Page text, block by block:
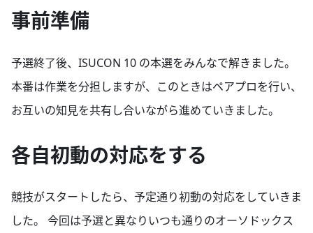
事前準備
予選終了後、ISUCON 10 の本選をみんなで解きました。
本番は作業を分担しますが、このときはペアプロを行い、
お互いの知見を共有し合いながら進めていきました。
各自初動の対応をする
競技がスタートしたら、予定通り初動の対応をしていきま
した。 今回は予選と異なりいつも通りのオーソドックス